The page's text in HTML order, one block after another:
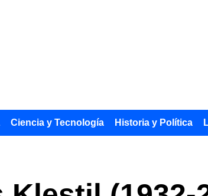
Ciencia y Tecnología Historia y Política